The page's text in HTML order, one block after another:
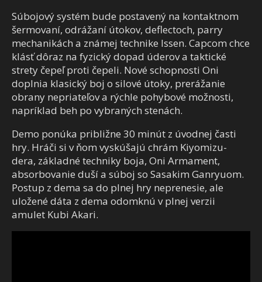
Súbojový systém bude postavený na kontaktnom
šermovaní, odrážaní útokov, deflectoch, parry
mechanikách a známej technike Issen. Capcom chce
klásť dôraz na fyzický dopad úderov a taktické
strety čepeľ proti čepeli. Nové schopnosti Oni
doplnia klasický boj o silové útoky, prerážanie
obrany nepriateľov a rýchle pohybové možnosti,
napríklad beh po vybraných stenách.
Demo ponúka približne 30 minút z úvodnej časti
hry. Hráči si v ňom vyskúšajú chrám Kiyomizu-
dera, základné techniky boja, Oni Armament,
absorbovanie duší a súboj so Sasakim Ganryuom.
Postup z dema sa do plnej hry neprenesie, ale
uložené dáta z dema odomknú v plnej verzii
amulet Kubi Akari.